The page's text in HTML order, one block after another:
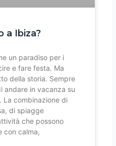
a Ibiza?
un paradiso per i
e fare festa. Ma
della storia. Sempre
andare in vacanza su
La combinazione di
di spiagge
che possono
con calma,